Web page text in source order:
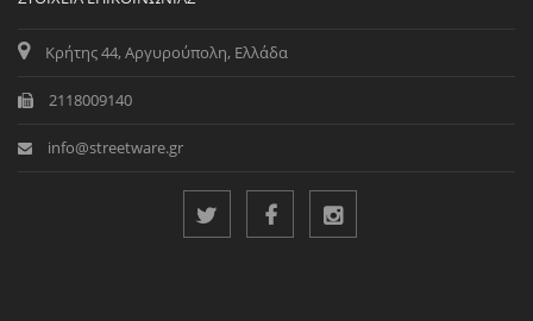
Κρήτης 44, Αργυρούπολη, Ελλάδα
2118009140
info@streetware.gr